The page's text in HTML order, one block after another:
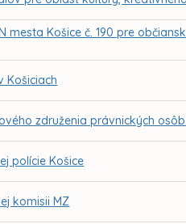
Košice č. 190 pre
Košiciach
združenia právnických
polície Košice
komisii MZ